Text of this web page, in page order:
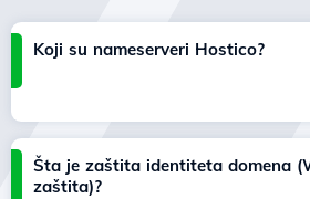
Koji su nameserveri Hostico?
Šta je zaštita identiteta domena
zaštita)?